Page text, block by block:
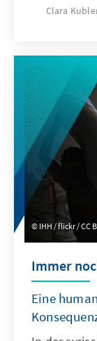
für die
„Terroir“
Clara
IHH / flickr / CC
Immer
Eine